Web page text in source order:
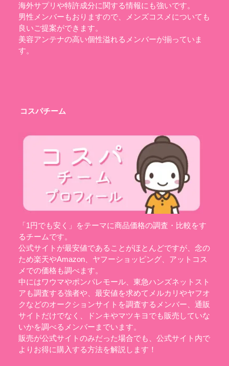
海外サプリや特許成分に関する情報にも強いです。
男性メンバーもおりますので、メンズコスメについても
良いご提案ができます。
美容アンテナの高い個性溢れるメンバーが揃っていま
す。
コスパチーム
「1円でも安く」をテーマに商品価格の調査・比較をす
るチームです。
公式サイトが最安値であることがほとんどですが、念の
ため楽天やAmazon、ヤフーショッピング、アットコス
メでの価格も調べます。
中にはワウマやポンパレモール、東急ハンズネットスト
アも調査する強者や、最安値を求めてメルカリやヤフオ
クなどのオークションサイトを調査するメンバー、通販
サイトだけでなく、ドンキやマツキヨでも販売していな
いかを調べるメンバーまでいます。
販売が公式サイトのみだった場合でも、公式サイト内で
よりお得に購入する方法を解説します！